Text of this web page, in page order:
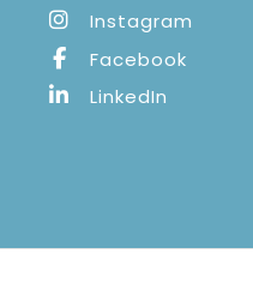
Instagram
Facebook
LinkedIn